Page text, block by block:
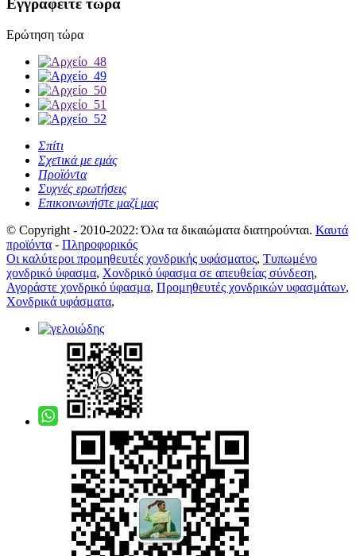
Εγγραφείτε τώρα
Ερώτηση τώρα
Σπίτι
Σχετικά με εμάς
Προϊόντα
Συχνές ερωτήσεις
Επικοινωνήστε μαζί μας
© Copyright - 2010-2022: Όλα τα δικαιώματα διατηρούνται. Καυτά
προϊόντα - Πληροφορικός
Οι καλύτεροι προμηθευτές χονδρικής υφάσματος, Τυπωμένο
χονδρικό ύφασμα, Χονδρικό ύφασμα σε απευθείας σύνδεση,
Αγοράστε χονδρικό ύφασμα, Προμηθευτές χονδρικών υφασμάτων,
Χονδρικά υφάσματα,